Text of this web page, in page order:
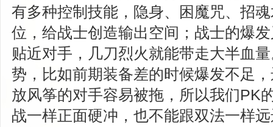
有多种控制技能，隐身、困魔咒、招
位，给战士创造输出空间；战士的爆
贴近对手，几刀烈火就能带走大半血
势，比如前期装备差的时候爆发不足
放风筝的对手容易被拖，所以我们PK
战一样正面硬冲，也不能跟双法一样